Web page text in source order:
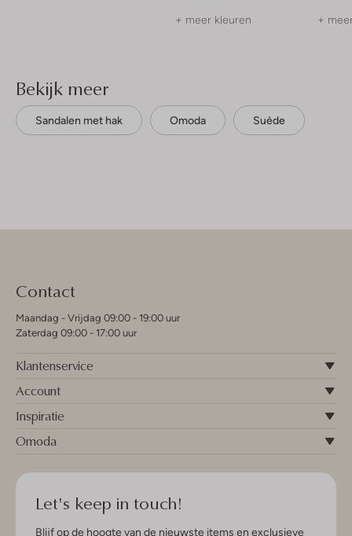
+ meer kleuren +
Bekijk meer
Sandalen met hak Omoda Suède
Contact
Maandag - Vrijdag 09:00 - 19:00 uur
Zaterdag 09:00 - 17:00 uur
Klantenservice
Account
Inspiratie
Omoda
Let's keep in touch!
Blijf op de hoogte van de nieuwste items en exclusieve